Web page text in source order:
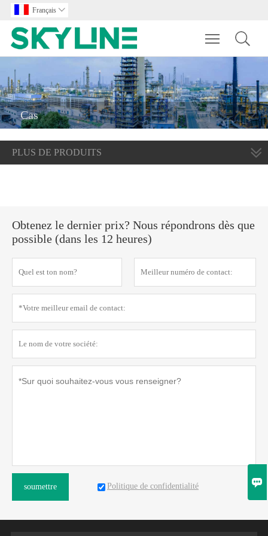
Français 
Toggle
Cas
PLUS DE PRODUITS
Obtenez le dernier prix? Nous répondrons dès que
possible (dans les 12 heures)
soumettre Politique de confidentialité 